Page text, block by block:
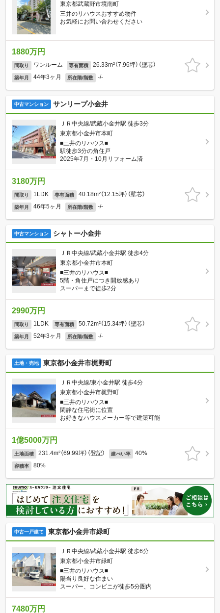
東京都武蔵野市境南町
三井のリハウスおすすめ物件
お気軽にお問い合わせください
1880万円
間取り ワンルーム 専有面積 26.33m²（7.96坪）（壁芯）
築年月 44年3ヶ月 所在階/階数 -/-
中古マンション サンリープ小金井
ＪＲ中央線/武蔵小金井駅 徒歩3分
東京都小金井市本町
■三井のリハウス■
駅徒歩3分の角住戸
2025年7月・10月リフォーム済
3180万円
間取り 1LDK 専有面積 40.18m²（12.15坪）（壁芯）
築年月 46年5ヶ月 所在階/階数 -/-
中古マンション シャトー小金井
ＪＲ中央線/武蔵小金井駅 徒歩4分
東京都小金井市本町
■三井のリハウス■
5階・角住戸につき開放感あり
スーパーまで徒歩2分
2990万円
間取り 1LDK 専有面積 50.72m²（15.34坪）（壁芯）
築年月 52年3ヶ月 所在階/階数 -/-
土地・売地 東京都小金井市梶野町
ＪＲ中央線/東小金井駅 徒歩4分
東京都小金井市梶野町
■三井のリハウス■
閑静な住宅街に位置
お好きなハウスメーカー等で建築可能
1億5000万円
土地面積 231.4m²（69.99坪）（登記） 建ぺい率 40%
容積率 80%
中古一戸建て 東京都小金井市緑町
ＪＲ中央線/武蔵小金井駅 徒歩6分
東京都小金井市緑町
■三井のリハウス■
陽当り良好な住まい
スーパー、コンビニが徒歩5分圏内
7480万円